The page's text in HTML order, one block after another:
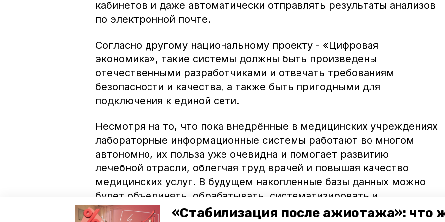
«Стабилизация после ажиотажа»: что
кабинетов и даже автоматически отправлять результаты анализов
по электронной почте.
Согласно другому национальному проекту - «Цифровая
экономика», такие системы должны быть произведены
отечественными разработчиками и отвечать требованиям
безопасности и качества, а также быть пригодными для
подключения к единой сети.
Несмотря на то, что пока внедрённые в медицинских учреждениях
лабораторные информационные системы работают во многом
автономно, их польза уже очевидна и помогает развитию
лечебной отрасли, облегчая труд врачей и повышая качество
медицинских услуг. В будущем накопленные базы данных можно
будет объединять, обрабатывать, систематизировать и
анализировать. Такой уровень информатизации даст импульс для